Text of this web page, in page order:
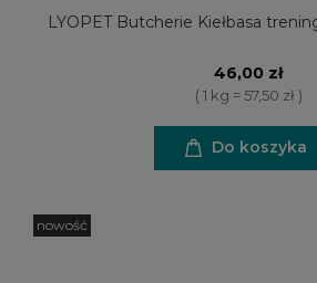
LYOPET Butcherie Kiełbasa
46,00 zł
( 1 kg = 57,50 zł )
Do koszyka
nowość